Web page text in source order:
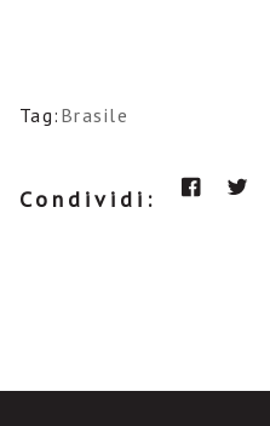
Tag: Brasile
Condividi: